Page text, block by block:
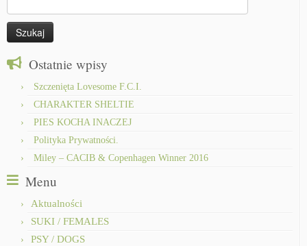
Ostatnie wpisy
Szczenięta Lovesome F.C.I.
CHARAKTER SHELTIE
PIES KOCHA INACZEJ
Polityka Prywatności.
Miley – CACIB & Copenhagen Winner 2016
Menu
Aktualności
SUKI / FEMALES
PSY / DOGS